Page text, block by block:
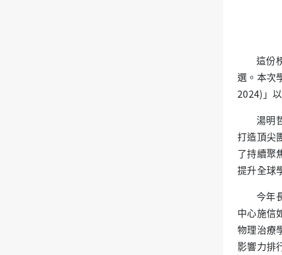
這份
選。本次
2024)」
湯明
打造頂尖
了持續聚
提升全球
今年
中心施信
物理治療
影響力排